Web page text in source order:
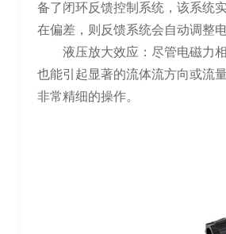
备了闭环反馈控制系统，该系统
在偏差，则反馈系统会自动调整
液压放大效应：尽管电磁力
也能引起显著的流体流方向或流
非常精细的操作。